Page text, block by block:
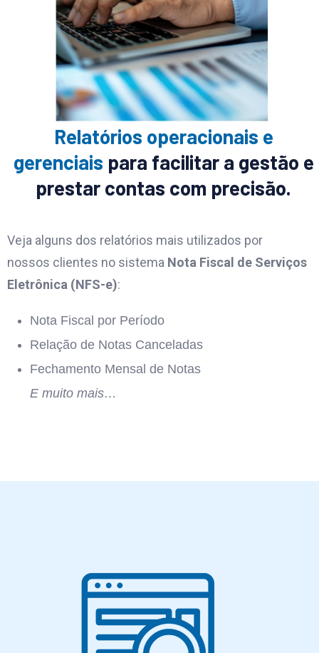
Relatórios operacionais e
gerenciais para facilitar a gestão e
prestar contas com precisão.
Veja alguns dos relatórios mais utilizados por
nossos clientes no sistema Nota Fiscal de Serviços
Eletrônica (NFS-e):
Nota Fiscal por Período
Relação de Notas Canceladas
Fechamento Mensal de Notas
E muito mais…